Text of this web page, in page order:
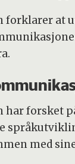
forklarer at
har forsket
med